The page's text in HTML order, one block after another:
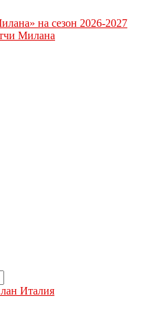
на сезон 2026-2027
Милана
Италия